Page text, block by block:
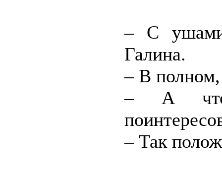
– С ушами
Галина.
– В полном,
– А
– Так